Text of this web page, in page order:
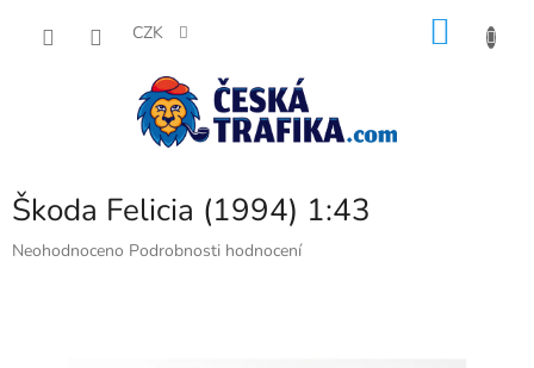
CZK
Škoda Felicia (1994) 1:43
Průměrné
Neohodnoceno Podrobnosti hodnocení